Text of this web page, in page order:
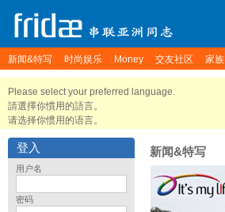
新闻&特写 时尚娱乐 Money 交友社区 家族
Please select your preferred language.
請選擇你慣用的語言。
请选择你惯用的语言。
登入
用户名
密码
新闻&特写